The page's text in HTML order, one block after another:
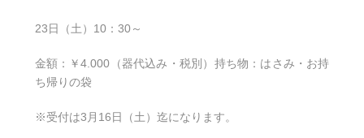
23日（土）10：30～
金額：￥4.000（器代込み・税別）持ち物：はさみ・お持
ち帰りの袋
※受付は3月16日（土）迄になります。